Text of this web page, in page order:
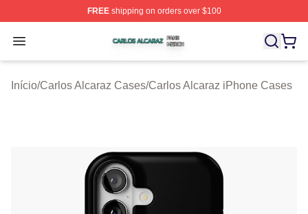
FREEshipping on orders over $100
Open menu
Carlos Alcaraz Shop ⚡️ Officially Licensed Carlos
Início/Carlos Alcaraz Cases/Carlos Alcaraz iPhone Cases